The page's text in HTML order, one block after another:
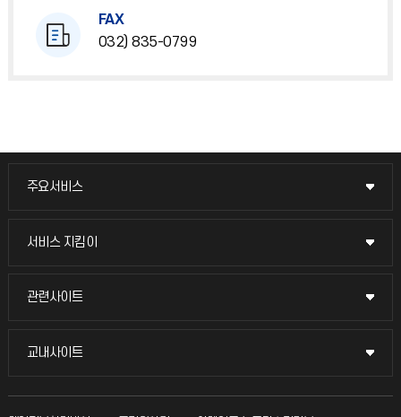
FAX
032) 835-0799
주요서비스
주요서비스
교무회의방송
서비스 지킴이
서비스 지킴이
묻고 답하기
관련사이트
관련사이트
국방헬프콜
교내사이트
교내사이트
교수회